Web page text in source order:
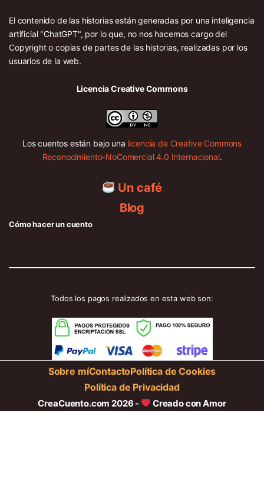
El contenido de las historias están generadas por una inteligencia
artificial "ChatGPT", por lo que, no nos hacemos cargo del
Copyright o copias de partes de las historias, realizadas por los
usuarios de la web.
Licencia Creative Commons
Los cuentos están bajo una licencia de Creative Commons
Reconocimiento-NoComercial 4.0 Internacional.
Un café
Blog
Cómo hacer un cuento
Todos los pagos realizados en esta web son:
Sobre míContactoPolítica de Cookies
Política de Privacidad
CreaCuento.com 2026 - Creado con Amor